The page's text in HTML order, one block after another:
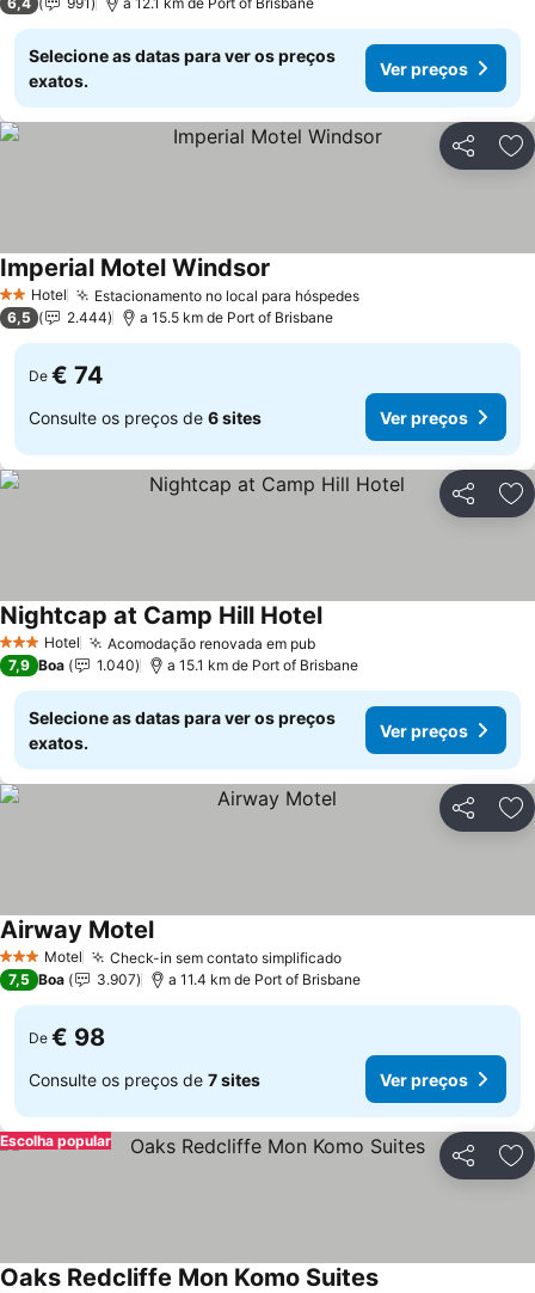
Selecione as datas para ver os preços
exatos.
Ver preços
Partilhar
2 Estrelas
Hotel Estacionamento no local para hóspedes
Imperial Motel Windsor
6,5 2.444 a 15.5 km de Port of Brisbane
De € 74
Consulte os preços de 6 sites Ver preços
Partilhar
3 EstrelasHotel Acomodação renovada em pub
Nightcap at Camp Hill Hotel
7,9 Boa 1.040 a 15.1 km de Port of Brisbane
Selecione as datas para ver os preços
exatos.
Ver preços
Partilhar
3 EstrelasMotel Check-in sem contato simplificado
Airway Motel
7,5 Boa 3.907 a 11.4 km de Port of Brisbane
De € 98
Consulte os preços de 7 sites Ver preços
Partilhar
Escolha popular
Oaks Redcliffe Mon Komo Suites